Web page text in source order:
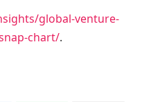
global-venture-
chart/.